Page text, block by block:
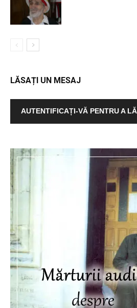
LĂSAȚI UN MESAJ
AUTENTIFICAȚI-VĂ PENTRU A